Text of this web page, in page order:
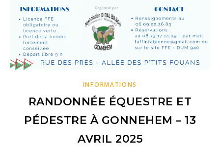
INFORMATIONS
RANDONNÉE ÉQUESTRE ET
PÉDESTRE À GONNEHEM – 13
AVRIL 2025